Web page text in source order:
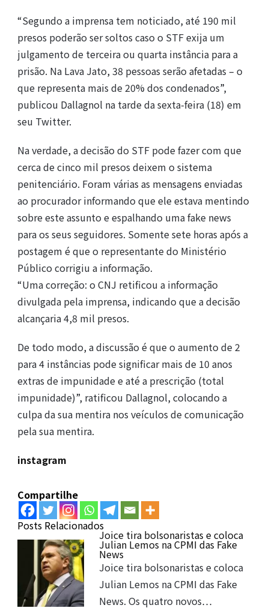
“Segundo a imprensa tem noticiado, até 190 mil
presos poderão ser soltos caso o STF exija um
julgamento de terceira ou quarta instância para a
prisão. Na Lava Jato, 38 pessoas serão afetadas – o
que representa mais de 20% dos condenados”,
publicou Dallagnol na tarde da sexta-feira (18) em
seu Twitter.
Na verdade, a decisão do STF pode fazer com que
cerca de cinco mil presos deixem o sistema
penitenciário. Foram várias as mensagens enviadas
ao procurador informando que ele estava mentindo
sobre este assunto e espalhando uma fake news
para os seus seguidores. Somente sete horas após a
postagem é que o representante do Ministério
Público corrigiu a informação.
“Uma correção: o CNJ retificou a informação
divulgada pela imprensa, indicando que a decisão
alcançaria 4,8 mil presos.
De todo modo, a discussão é que o aumento de 2
para 4 instâncias pode significar mais de 10 anos
extras de impunidade e até a prescrição (total
impunidade)”, ratificou Dallagnol, colocando a
culpa da sua mentira nos veículos de comunicação
pela sua mentira.
instagram
Compartilhe
Posts Relacionados
Joice tira bolsonaristas e coloca
Julian Lemos na CPMI das Fake
News
Joice tira bolsonaristas e coloca
Julian Lemos na CPMI das Fake
News. Os quatro novos…